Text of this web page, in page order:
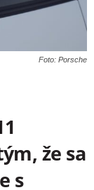
Foto: Porsche
že sa
s